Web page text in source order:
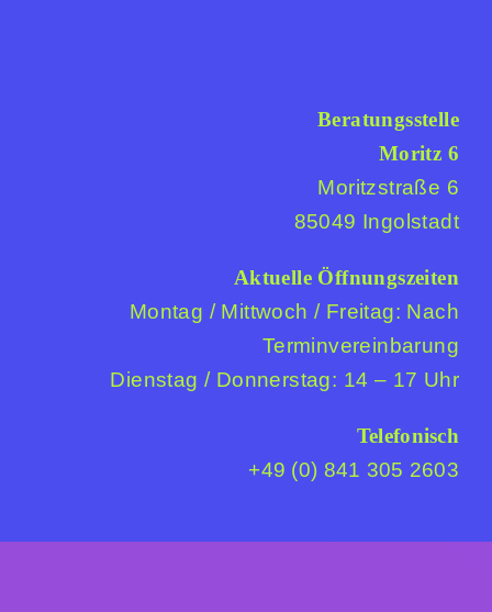
Beratungsstelle
Moritz 6
Moritzstraße 6
85049 Ingolstadt
Aktuelle Öffnungszeiten
Montag / Mittwoch / Freitag: Nach
Terminvereinbarung
Dienstag / Donnerstag: 14 – 17 Uhr
Telefonisch
+49 (0) 841 305 2603